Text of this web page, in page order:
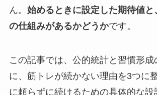
ん。 始めるときに設定した期待値と
の仕組みがあるかどうかです。
この記事では、公的統計と習慣形成
に、筋トレが続かない理由を3つに
に頼らずに続けるための具体的な設